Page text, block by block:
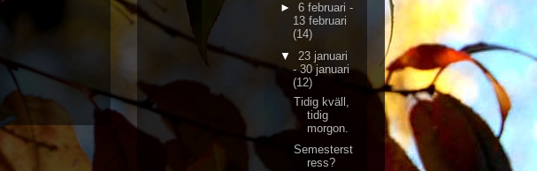
► 6 februari -
13 februari
(14)
▼ 23 januari
- 30 januari
(12)
Tidig kväll,
tidig
morgon.
Semesterst
ress?